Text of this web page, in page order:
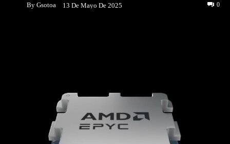
By Gsotoa 13 De Mayo De 2025 0